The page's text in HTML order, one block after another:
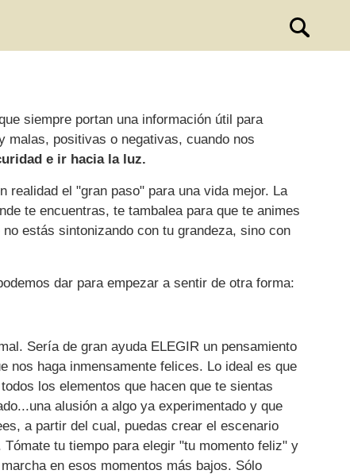
siempre portan una información útil para
malas, positivas o negativas, cuando nos
e ir hacia la luz.
realidad el "gran paso" para una vida mejor. La
te encuentras, te tambalea para que te animes
estás sintonizando con tu grandeza, sino con
dar para empezar a sentir de otra forma:
Sería de gran ayuda ELEGIR un pensamiento
nos haga inmensamente felices. Lo ideal es que
los elementos que hacen que te sientas
alusión a algo ya experimentado y que
a partir del cual, puedas crear el escenario
tu tiempo para elegir "tu momento feliz" y
en esos momentos más bajos. Sólo